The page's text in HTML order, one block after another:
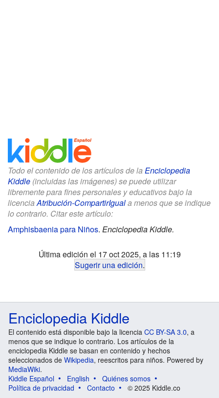
Todo el contenido de los artículos de la Enciclopedia
Kiddle (incluidas las imágenes) se puede utilizar
libremente para fines personales y educativos bajo la
licenciaAtribución-CompartirIguala menos que se indique
lo contrario. Citar este artículo:
Amphisbaenia para Niños. Enciclopedia Kiddle.
Última edición el 17 oct 2025, a las 11:19
Sugerir una edición.
Enciclopedia Kiddle
El contenido está disponible bajo la licencia CC BY-SA 3.0, a
menos que se indique lo contrario. Los artículos de la
enciclopedia Kiddle se basan en contenido y hechos
seleccionados de Wikipedia, reescritos para niños. Powered by
MediaWiki.
Kiddle Español
English
Quiénes somos
Política de privacidad
Contacto © 2025 Kiddle.co